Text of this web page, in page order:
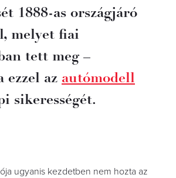
1888-as országjáró
melyet fiai
tett meg –
ezzel az autómodell
sikerességét.
ugyanis kezdetben nem hozta az